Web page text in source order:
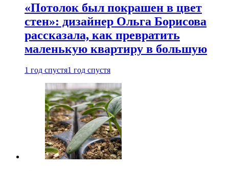
«Потолок был покрашен в цвет
стен»: дизайнер Ольга Борисова
рассказала, как превратить
маленькую квартиру в большую
1 год спустя1 год спустя